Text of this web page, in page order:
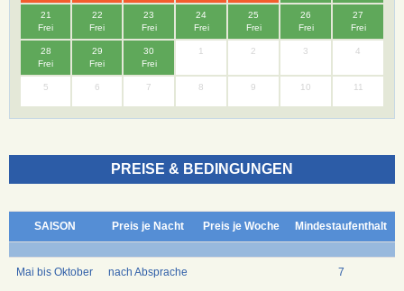
21
Frei
22
Frei
23
Frei
24
Frei
25
Frei
26
Frei
27
Frei
28
Frei
29
Frei
30
Frei
1 2 3 4
5 6 7 8 9 10 11
PREISE & BEDINGUNGEN
SAISON Preis je Nacht Preis je Woche Mindestaufenthalt
Mai bis Oktober nach Absprache 7